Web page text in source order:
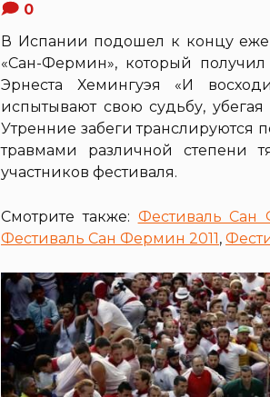
0
В Испании подошел к концу
«Сан-Фермин», который
Эрнеста Хемингуэя «И
испытывают свою судьбу,
Утренние забеги транслируются
травмами различной степени
участников фестиваля.
Смотрите также: Фестиваль
Фестиваль Сан Фермин 2011,